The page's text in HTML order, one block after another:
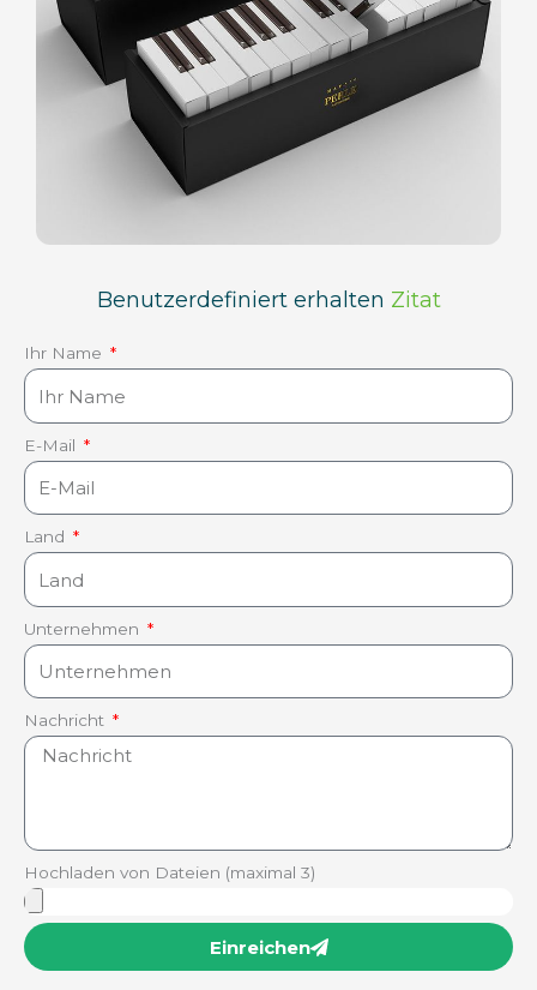
Benutzerdefiniert erhalten Zitat
Ihr Name
E-Mail
Land
Unternehmen
Nachricht
Hochladen von Dateien (maximal 3)
Einreichen